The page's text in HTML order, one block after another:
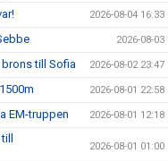
2026-08-04 16:33
2026-08-03
till Sofia 2026-08-02 23:47
2026-08-01 22:58
EM-truppen 2026-08-01 12:18
2026-08-01 01:00